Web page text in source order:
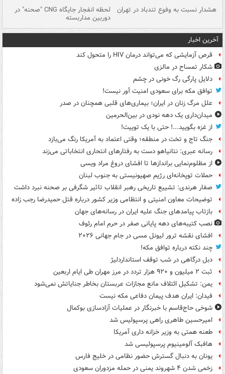
هشدار نسبت به وفوع تندباد در تهران لحظه انفجار جایگاه CNG "صحنه" در
دوربین مداربسته
آخرین اخبار
قرص آزمایشی که می‌تواند درمان HIV را متحول کند
شکار تمساح در مالزی
دلایل پارگی رگ خونی در چشم
توافق مکه برای سعودی امنیت آور نیست!
علل مرگ زنان در ایران؛ بیماری‌های قلبی همچنان در صدر
میدان‌داری یک دهه نودی در بین‌الحرمین
از غزه بگویید...! حتی با یک توییت!
جنگ تاج و تخت در منطقه؛ وقتی اعتماد به آمریکا رنگ می‌بازد
رسانه عبری: نتانیاهو دست به رفتارهای انتحاری انتخاباتی می‌زند
از مظلوم‌نمایی براندازها تا افشای دروغ مراد ویسی
حملات توپخانه‌ای رژیم صهیونیستی به جنوب لبنان
صفار هرندی: تشییع تاریخی رهبر انقلاب تاثیر شگرفی بر صحنه نبرد داشت
توضیحات معاون امنیتی و انتظامی وزیر کشور درباره قتل حمیدرضا رجب زاده
بازتاب پیامدهای جنگ علیه ایران در رسانه‌های جهان
نصب کتیبه‌های دهه پایانی صفر در حرم امام رئوف
افشای نقشه ترور لیونل مسی در جام جهانی ۲۰۲۶
چند نکته درباره توافق مکه!
دبل درگاهی در شب توقف استانداردلیژ
ثبت ۲ میلیون و ۹۲۰ هزار تردد در مرز مهران طی ایام اربعین
یمن: تشکیل ائتلاف مانع مجازات عربستان بخاطر جنایاتش نمی‌شود
فیدان: ایران هدف پیمان دفاعی مکه نیست
شوخی حاج‌قاسم با خبرنگار در عملیات آزادسازی بوکمال
امیرحسین طاهری راهی پرسپولیس شد
طعنه همتی به وزیر خزانه داری آمریکا
هافبک آلومینیوم پرسپولیسی شد
یونان به دنبال گسترش حضور نظامی در خلیج فارس
زخمی شدن ۴ شهروند یمنی در حمله مزدوران سعودی